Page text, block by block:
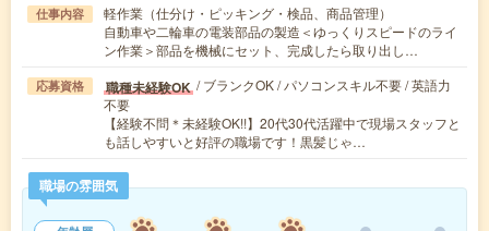
仕事内容
軽作業（仕分け・ピッキング・検品、商品管理）
自動車や二輪車の電装部品の製造＜ゆっくりスピードのライ
ン作業＞部品を機械にセット、完成したら取り出し…
応募資格 職種未経験OK / ブランクOK / パソコンスキル不要 / 英語力
不要
【経験不問＊未経験OK!!】20代30代活躍中で現場スタッフと
も話しやすいと好評の職場です！黒髪じゃ…
職場の雰囲気